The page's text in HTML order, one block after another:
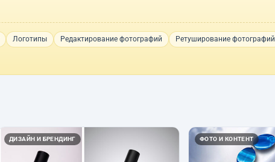
Логотипы Редактирование фотографий Ретуширование фотографий
ДИЗАЙН И БРЕНДИНГ ФОТО И КОНТЕНТ